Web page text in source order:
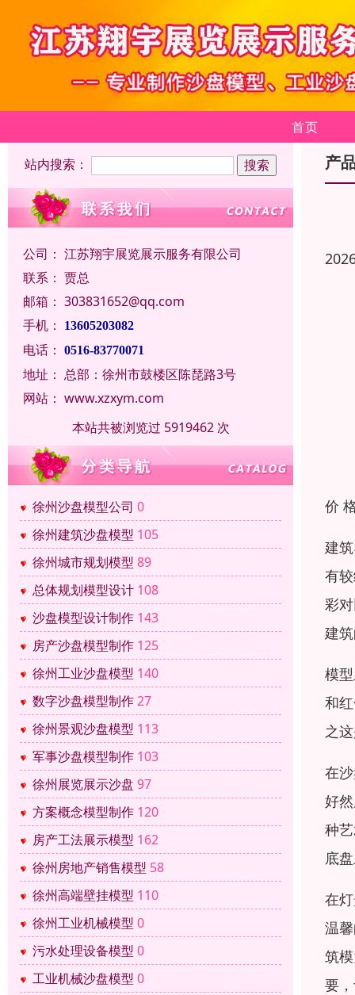
首页
站内搜索：
公司： 江苏翔宇展览展示服务有限公司
联系： 贾总
邮箱： 303831652@qq.com
手机：
13605203082
电话： 0516-83770071
地址： 总部：徐州市鼓楼区陈琵路3号
网站： www.xzxym.com
本站共被浏览过 5919462 次
徐州沙盘模型公司 0
徐州建筑沙盘模型 105
徐州城市规划模型 89
总体规划模型设计 108
沙盘模型设计制作 143
房产沙盘模型制作 125
徐州工业沙盘模型 140
数字沙盘模型制作27
徐州景观沙盘模型 113
军事沙盘模型制作 103
徐州展览展示沙盘 97
方案概念模型制作 120
房产工法展示模型 162
徐州房地产销售模型 58
徐州高端壁挂模型 110
徐州工业机械模型 0
污水处理设备模型 0
工业机械沙盘模型 0
产
价
建
有
彩
建
模
和
之
在
好
种
底
在
温
筑
要